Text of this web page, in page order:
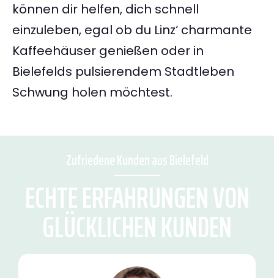
können dir helfen, dich schnell
einzuleben, egal ob du Linz‘ charmante
Kaffeehäuser genießen oder in
Bielefelds pulsierendem Stadtleben
Schwung holen möchtest.
Zufriedene Kunden aus Bielefeld
ECHTE ERFAHRUNGEN VON
GLÜCKLICHEN KUNDEN